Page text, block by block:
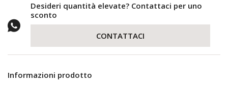
Desideri quantità elevate? Contattaci per uno
sconto
CONTATTACI
Informazioni prodotto